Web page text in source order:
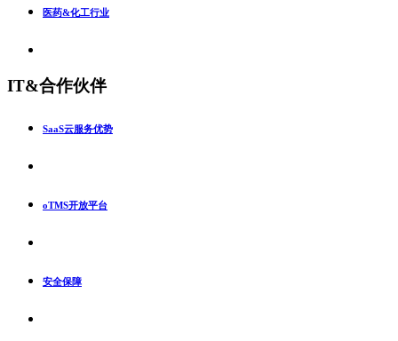
医药&化工行业
IT&合作伙伴
SaaS云服务优势
oTMS开放平台
安全保障